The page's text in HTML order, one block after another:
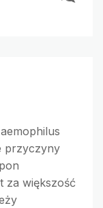
przyczyny
za większość